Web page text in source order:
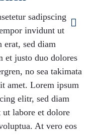
sadipscing
invidunt ut
erat, sed diam
et justo duo dolores
no sea takimata
amet. Lorem ipsum
elitr, sed diam
labore et dolore
At vero eos